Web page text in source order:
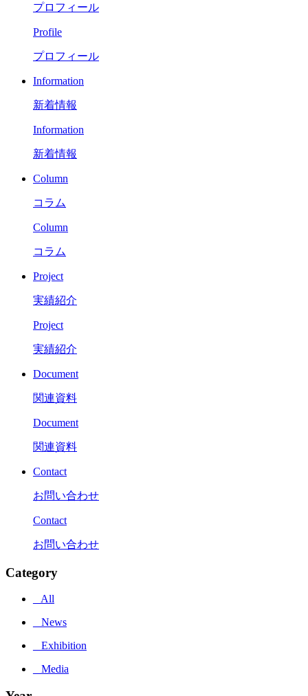
プロフィール
Profile
プロフィール
Information
新着情報
Information
新着情報
Column
コラム
Column
コラム
Project
実績紹介
Project
実績紹介
Document
関連資料
Document
関連資料
Contact
お問い合わせ
Contact
お問い合わせ
Category
_ All
_ News
_ Exhibition
_ Media